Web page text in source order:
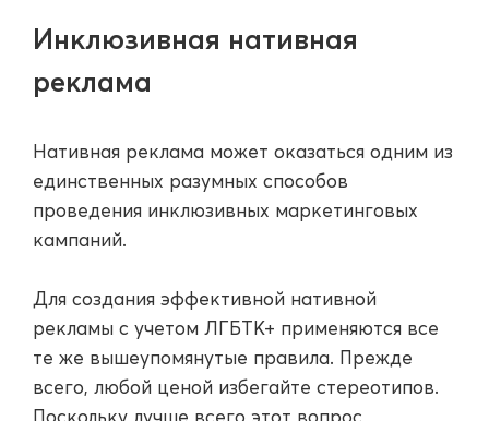
Инклюзивная нативная
реклама
Нативная реклама может оказаться одним из
единственных разумных способов
проведения инклюзивных маркетинговых
кампаний.
Для создания эффективной нативной
рекламы с учетом ЛГБТК+ применяются все
те же вышеупомянутые правила. Прежде
всего, любой ценой избегайте стереотипов.